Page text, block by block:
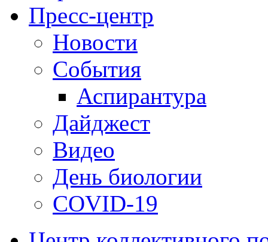
Пресс-центр
Новости
События
Аспирантура
Дайджест
Видео
День биологии
COVID-19